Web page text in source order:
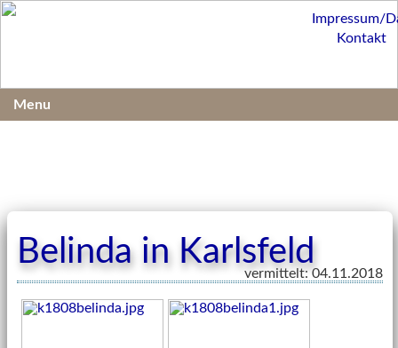
Belinda in Karlsfeld
vermittelt: 04.11.2018
Impressum/
Kontakt
Menu